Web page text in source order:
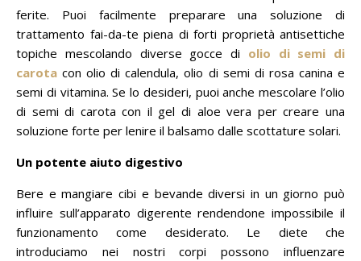
ferite. Puoi facilmente preparare una soluzione di
trattamento fai-da-te piena di forti proprietà antisettiche
topiche mescolando diverse gocce di olio di semi di
carota con olio di calendula, olio di semi di rosa canina e
semi di vitamina.Se lo desideri, puoi anche mescolare l’olio
di semi di carota con il gel di aloe vera per creare una
soluzione forte per lenire il balsamo dalle scottature solari.
Un potente aiuto digestivo
Bere e mangiare cibi e bevande diversi in un giorno può
influire sull’apparato digerente rendendone impossibile il
funzionamento come desiderato. Le diete che
introduciamo nei nostri corpi possono influenzare